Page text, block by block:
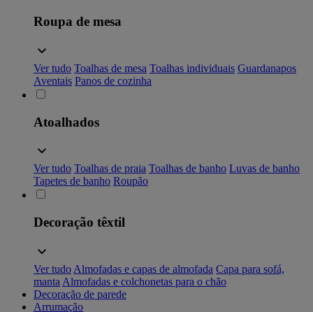
Roupa de mesa
Ver tudo Toalhas de mesa Toalhas individuais Guardanapos
Aventais Panos de cozinha
Atoalhados
Ver tudo Toalhas de praia Toalhas de banho Luvas de banho
Tapetes de banho Roupão
Decoração têxtil
Ver tudo Almofadas e capas de almofada Capa para sofá,
manta Almofadas e colchonetas para o chão
Decoração de parede
Arrumação